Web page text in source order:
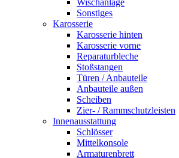
Sonstiges
Karosserie
Karosserie hinten
Karosserie vorne
Reparaturbleche
Stoßstangen
Türen / Anbauteile
Anbauteile außen
Scheiben
Zier- / Rammschutzleisten
Innenausstattung
Schlösser
Mittelkonsole
Armaturenbrett